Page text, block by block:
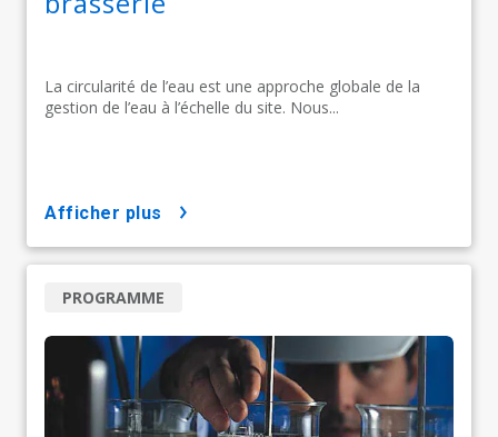
La circularité de l’eau est une approche globale de la
gestion de l’eau à l’échelle du site. Nous...
afficher plus
PROGRAMME